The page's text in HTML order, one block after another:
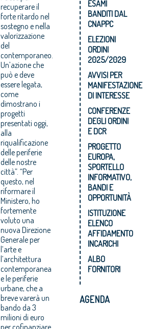
recuperare il
forte ritardo nel
sostegno e nella
valorizzazione
del
contemporaneo.
Un’azione che
può e deve
essere legata,
come
dimostrano i
progetti
presentati oggi,
alla
riqualificazione
delle periferie
delle nostre
città”. “Per
questo, nel
riformare il
Ministero, ho
fortemente
voluto una
nuova Direzione
Generale per
l’arte e
l’architettura
contemporanea
e le periferie
urbane, che a
breve varerà un
bando da 3
milioni di euro
per cofinanziare
ESAMI
BANDITI DAL
CNAPPC
ELEZIONI
ORDINI
2025/2029
AVVISI PER
MANIFESTAZIONE
DI INTERESSE
CONFERENZE
DEGLI ORDINI
E DCR
PROGETTO
EUROPA,
SPORTELLO
INFORMATIVO,
BANDI E
OPPORTUNITÀ
ISTITUZIONE
ELENCO
AFFIDAMENTO
INCARICHI
ALBO
FORNITORI
AGENDA